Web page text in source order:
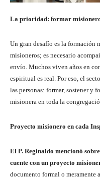
La prioridad: formar
Un gran desafío es la formación
misioneros; es necesario
envío. Muchos viven años en
espiritual es real. Por eso, el
las personas: formar, sostener y
misionera en toda la
Proyecto misionero en cada
El P. Reginaldo mencionó
cuente con un proyecto
documento formal o meramente